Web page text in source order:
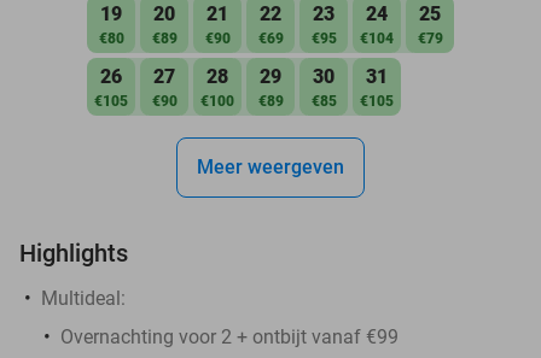
19
€80
20
€89
21
€90
22
€69
23
€95
24
€104
25
€79
26
€105
27
€90
28
€100
29
€89
30
€85
31
€105
Meer weergeven
Highlights
Multideal:
Overnachting voor 2 + ontbijt vanaf €99